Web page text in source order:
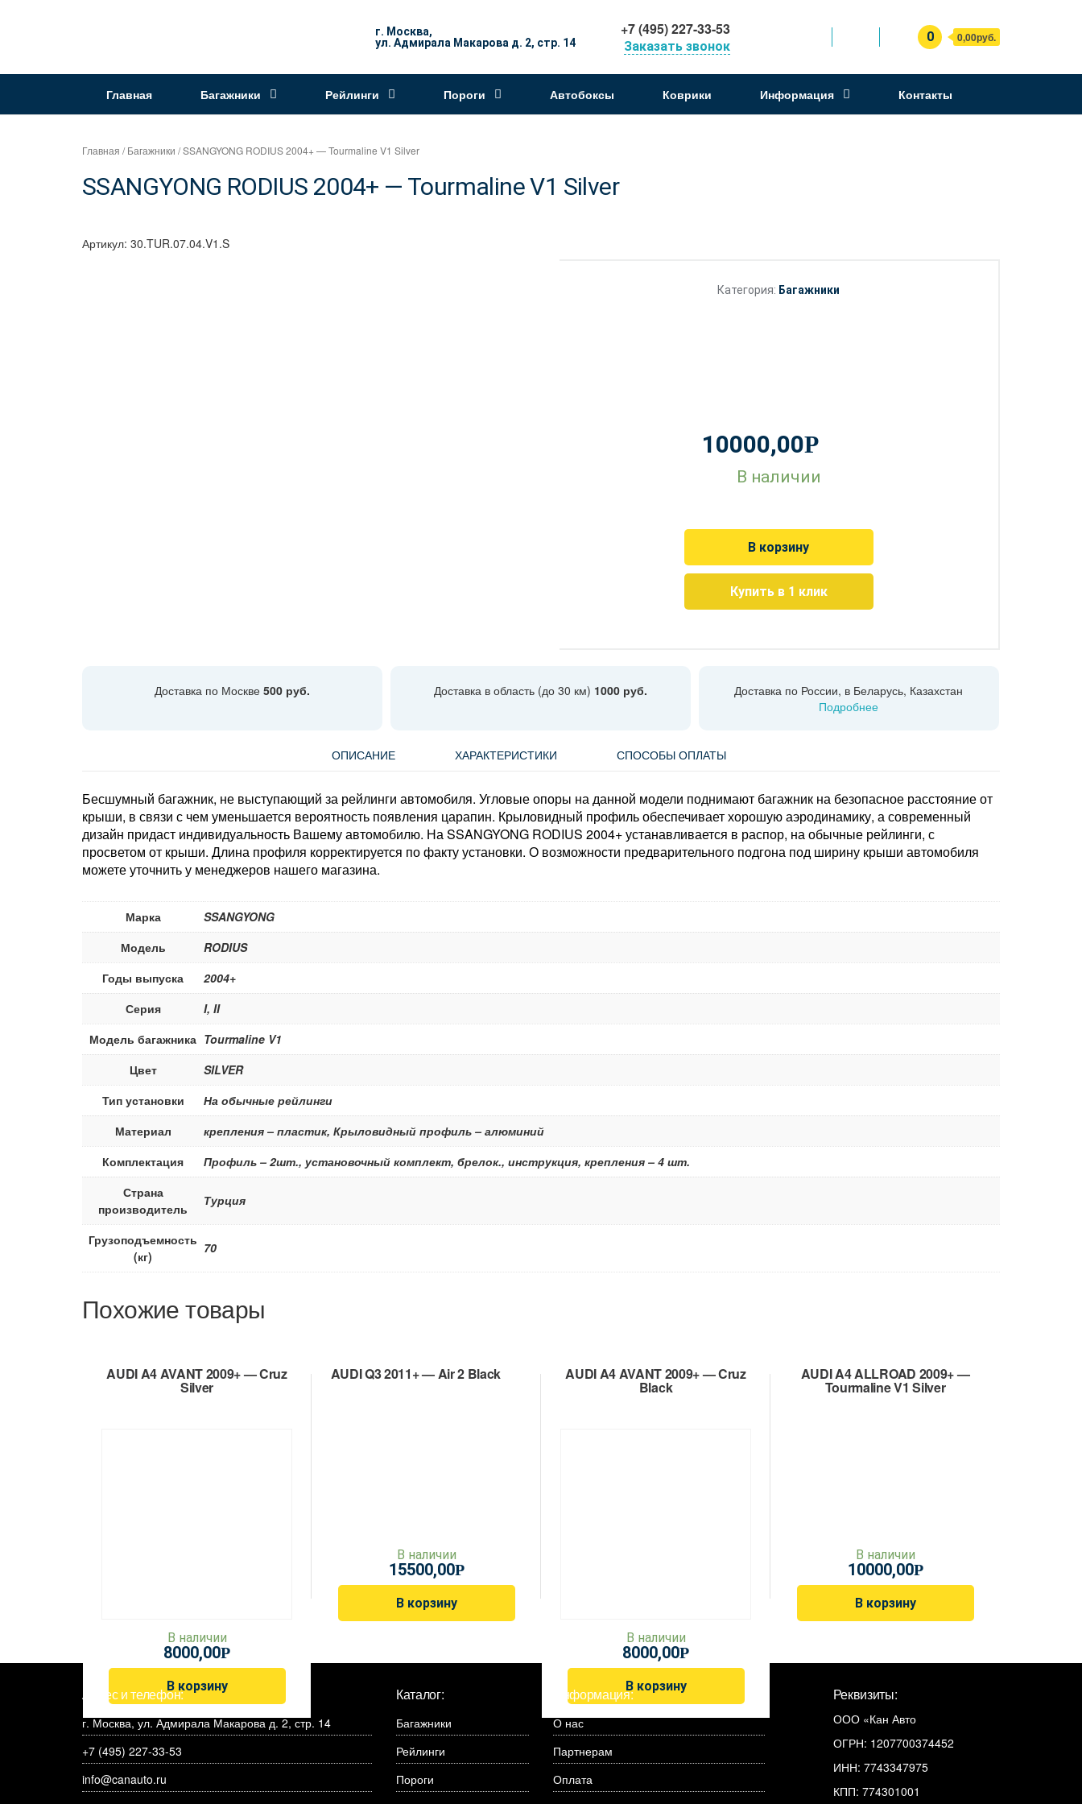
магазин
"Can
Auto"
г. Москва,
ул. Адмирала Макарова д. 2, стр. 14
+7 (495) 227-33-53
Заказать звонок
0 0,00руб.
Главная Багажники Рейлинги Пороги Автобоксы Коврики Информация Контакты
Главная /Багажники / SSANGYONG RODIUS 2004+ — Tourmaline V1 Silver
SSANGYONG RODIUS 2004+ — Tourmaline V1 Silver
Артикул: 30.TUR.07.04.V1.S
Категория: Багажники
10000,00Р
В наличии
В корзину
Купить в 1 клик
Доставка по Москве 500 руб. Доставка в область (до 30 км) 1000 руб.
Доставка по России, в Беларусь, Казахстан
Подробнее
ОПИСАНИЕ ХАРАКТЕРИСТИКИ СПОСОБЫ ОПЛАТЫ
Бесшумный багажник, не выступающий за рейлинги автомобиля. Угловые опоры на данной модели поднимают багажник на безопасное расстояние от
крыши, в связи с чем уменьшается вероятность появления царапин. Крыловидный профиль обеспечивает хорошую аэродинамику, а современный
дизайн придаст индивидуальность Вашему автомобилю. На SSANGYONG RODIUS 2004+ устанавливается в распор, на обычные рейлинги, с
просветом от крыши. Длина профиля корректируется по факту установки. О возможности предварительного подгона под ширину крыши автомобиля
можете уточнить у менеджеров нашего магазина.
Марка
SSANGYONG
Модель
RODIUS
Годы выпуска
2004+
Серия
I, II
Модель багажника Tourmaline V1
Цвет
SILVER
Тип установки
На обычные рейлинги
Материал
крепления – пластик, Крыловидный профиль – алюминий
Комплектация
Профиль – 2шт., установочный комплект, брелок., инструкция, крепления – 4 шт.
Страна
производитель
Турция
Грузоподъемность
(кг)
70
Похожие товары
AUDI A4 AVANT 2009+ — Cruz
Silver
В наличии
8000,00Р
В корзину
AUDI Q3 2011+ — Air 2 Black
В наличии
15500,00Р
В корзину
AUDI A4 AVANT 2009+ — Cruz
Black
В наличии
8000,00Р
В корзину
AUDI A4 ALLROAD 2009+ —
Tourmaline V1 Silver
В наличии
10000,00Р
В корзину
Адрес и телефон:
г. Москва, ул. Адмирала Макарова д. 2, стр. 14
+7 (495) 227-33-53
info@canauto.ru
Каталог:
Багажники
Рейлинги
Пороги
Информация:
О нас
Партнерам
Оплата
Реквизиты:
ООО «Кан Авто
ОГРН: 1207700374452
ИНН: 7743347975
КПП: 774301001